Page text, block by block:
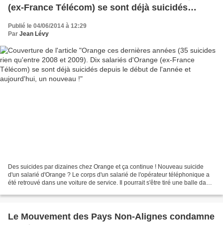
(ex-France Télécom) se sont déjà suicidés
nouveau !
Publié le 04/06/2014 à 12:29
Par Jean Lévy
Des suicides par dizaines chez Orange et ça continue ! Nouveau suicide
d'un salarié d'Orange ? Le corps d'un salarié de l'opérateur téléphonique a
été retrouvé dans une voiture de service. Il pourrait s'être tiré une balle dans
Le Mouvement des Pays Non-Alignes condamne